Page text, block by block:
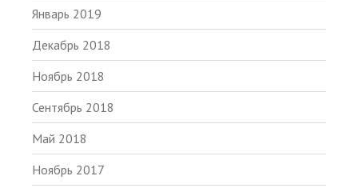
Январь 2019
Декабрь 2018
Ноябрь 2018
Сентябрь 2018
Май 2018
Ноябрь 2017